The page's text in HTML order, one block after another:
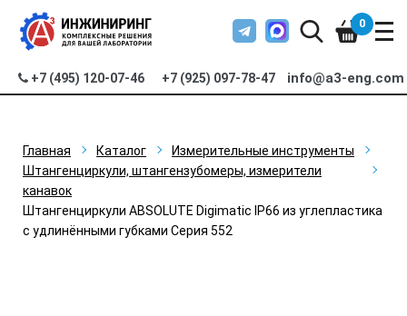
+7 (495) 120-07-46 +7 (925) 097-78-47 info@a3-eng.com
0
Главная Каталог
Измерительные инструменты
Штангенциркули, штангензубомеры, измерители
канавок
Штангенциркули ABSOLUTE Digimatic IP66 из углепластика
с удлинёнными губками Серия 552